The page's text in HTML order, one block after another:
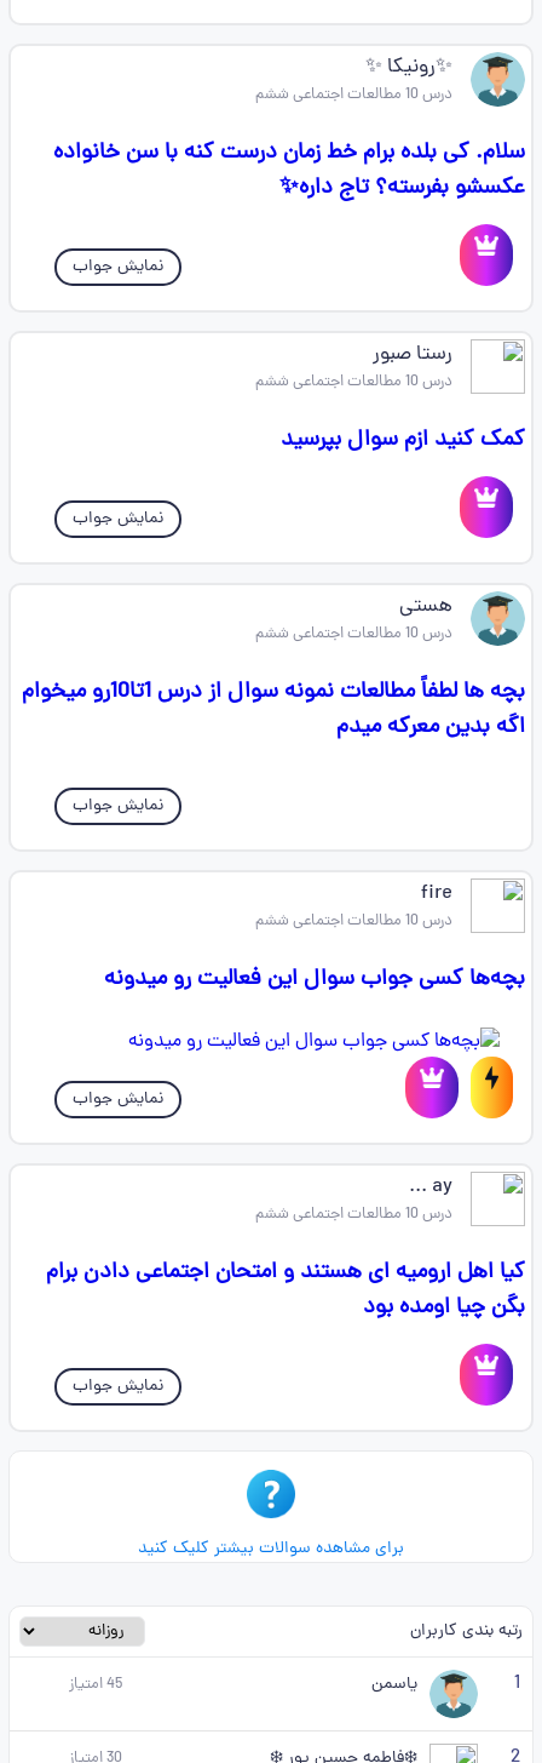
✨️رونیکا ✨️
درس 10 مطالعات اجتماعی ششم
سلام. کی بلده برام خط زمان درست کنه با سن خانواده
عکسشو بفرسته؟ تاج داره✨️
نمایش جواب
رستا صبور
درس 10 مطالعات اجتماعی ششم
کمک کنید ازم سوال بپرسید
نمایش جواب
هستی
درس 10 مطالعات اجتماعی ششم
بچه ها لطفاً مطالعات نمونه سوال از درس 1تا10رو میخوام
اگه بدین معرکه میدم
نمایش جواب
fire
درس 10 مطالعات اجتماعی ششم
بچه‌ها کسی جواب سوال این فعالیت رو میدونه
نمایش جواب
ay ...
درس 10 مطالعات اجتماعی ششم
کیا اهل ارومیه ای هستند و امتحان اجتماعی دادن برام
بگن چیا اومده بود
نمایش جواب
برای مشاهده سوالات بیشتر کلیک کنید
رتبه بندی کاربران
1 یاسمن 45امتیاز